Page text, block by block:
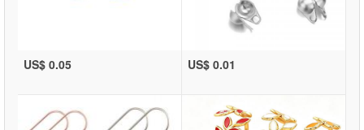
US$ 0.05 US$ 0.01